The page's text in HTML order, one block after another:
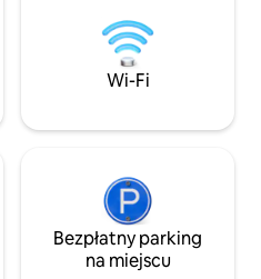
i telewizor
toster. - taras z
drzewny. -
futon i jadalnia
Wi-Fi
Bezpłatny parking
na miejscu